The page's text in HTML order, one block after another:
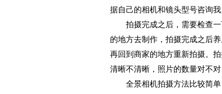
据自己的相机和镜头型号咨询
拍摄完成之后，需要检查一
的地方去制作，拍摄完成之后
再回到商家的地方重新拍摄。
清晰不清晰，照片的数量对不
全景相机拍摄方法比较简单